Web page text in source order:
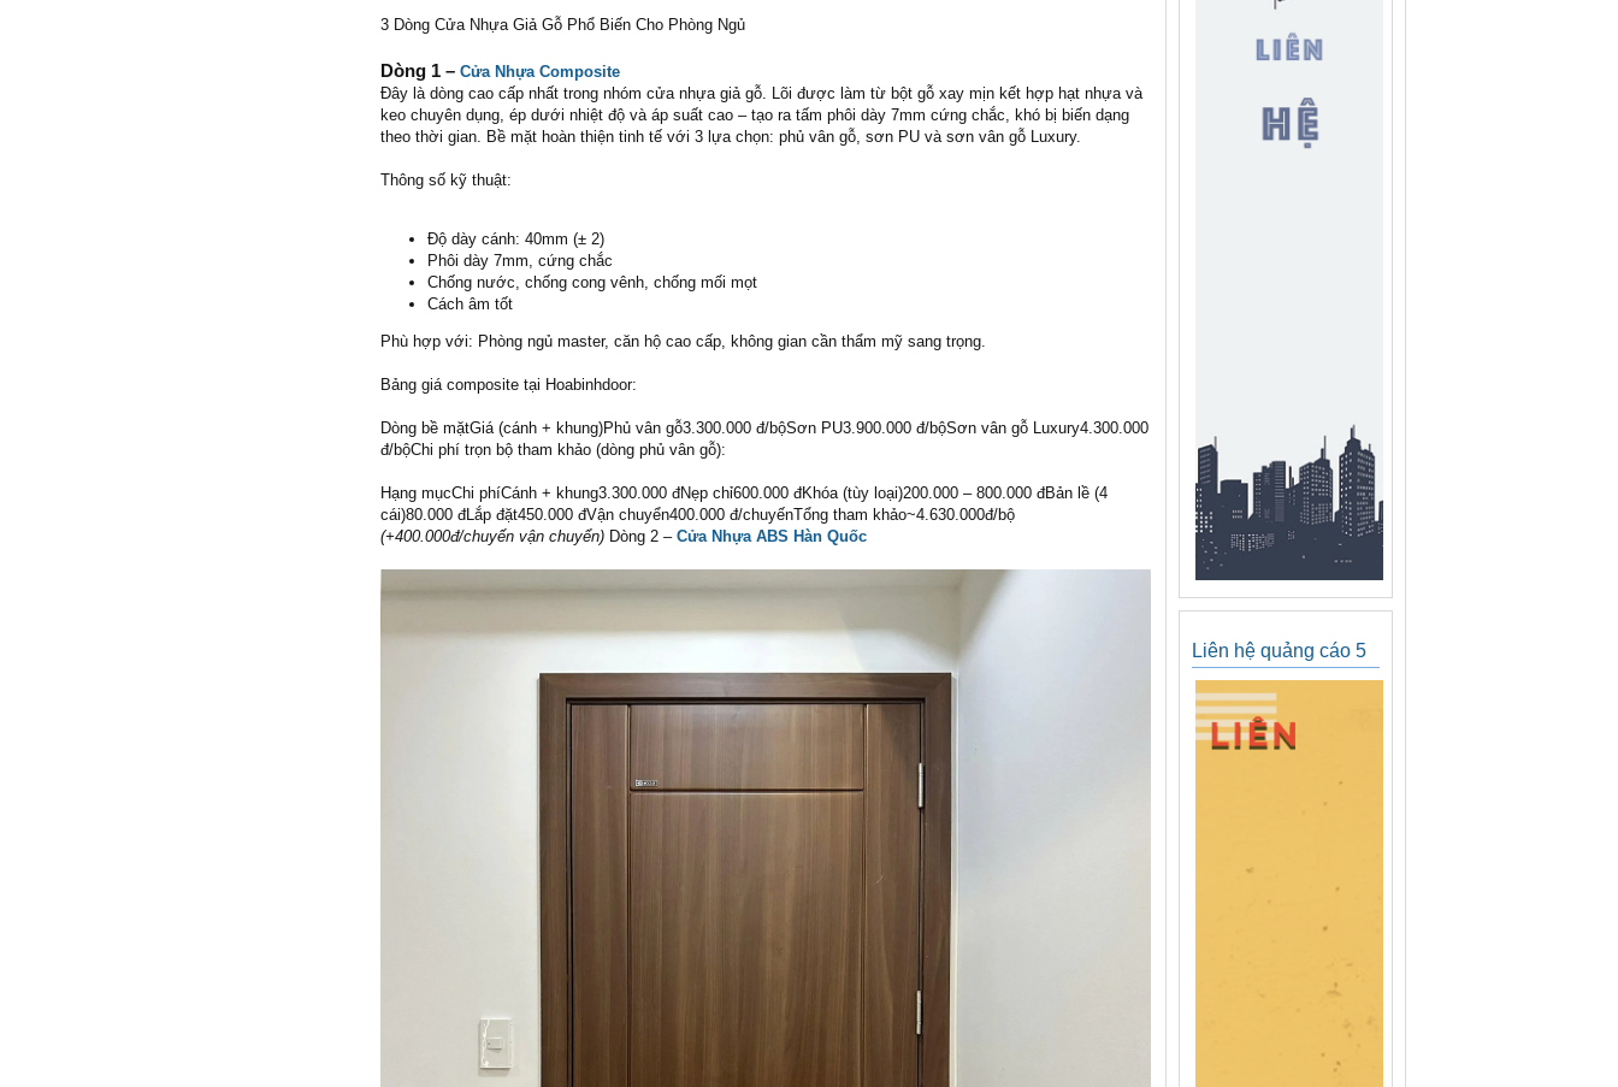
3 Dòng Cửa Nhựa Giả Gỗ Phổ Biến Cho Phòng Ngủ
Dòng 1 – Cửa Nhựa Composite
Đây là dòng cao cấp nhất trong nhóm cửa nhựa giả gỗ. Lõi được làm từ bột gỗ xay mịn kết hợp hạt nhựa và
keo chuyên dụng, ép dưới nhiệt độ và áp suất cao – tạo ra tấm phôi dày 7mm cứng chắc, khó bị biến dạng
theo thời gian. Bề mặt hoàn thiện tinh tế với 3 lựa chọn: phủ vân gỗ, sơn PU và sơn vân gỗ Luxury.
Thông số kỹ thuật:
Độ dày cánh: 40mm (± 2)
Phôi dày 7mm, cứng chắc
Chống nước, chống cong vênh, chống mối mọt
Cách âm tốt
Phù hợp với: Phòng ngủ master, căn hộ cao cấp, không gian cần thẩm mỹ sang trọng.
Bảng giá composite tại Hoabinhdoor:
Dòng bề mặtGiá (cánh + khung)Phủ vân gỗ3.300.000 đ/bộSơn PU3.900.000 đ/bộSơn vân gỗ Luxury4.300.000
đ/bộChi phí trọn bộ tham khảo (dòng phủ vân gỗ):
Hạng mụcChi phíCánh + khung3.300.000 đNẹp chỉ600.000 đKhóa (tùy loại)200.000 – 800.000 đBản lề (4
cái)80.000 đLắp đặt450.000 đVận chuyển400.000 đ/chuyếnTổng tham khảo~4.630.000đ/bộ
(+400.000đ/chuyến vận chuyển) Dòng 2 – Cửa Nhựa ABS Hàn Quốc
Liên hệ quảng cáo 5